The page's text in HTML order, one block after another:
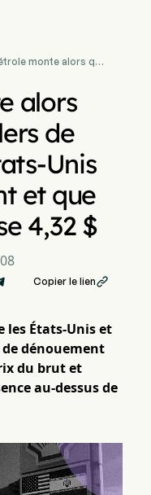
monte alors que
s'enlisent et que
dépasse 4,32 $
alors
de
Unis
et que
4,32 $
Copier le lien
les États-Unis et
dénouement
du brut et
au-dessus de